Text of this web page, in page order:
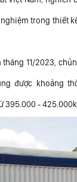
trong thiết
11/2023,
được khoảng
395.000 -